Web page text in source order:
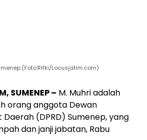
(Foto:Rifki/Locusjatim.com)
SUMENEP – M. Muhri adalah
orang anggota Dewan
Daerah (DPRD) Sumenep, yang
dan janji jabatan, Rabu